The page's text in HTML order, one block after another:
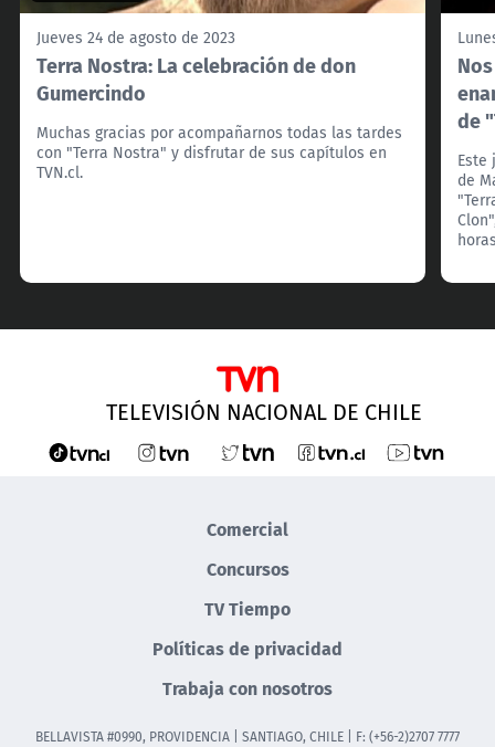
Jueves 24 de agosto de 2023
Terra Nostra: La celebración de don
Gumercindo
Muchas gracias por acompañarnos todas las tardes
con "Terra Nostra" y disfrutar de sus capítulos en
TVN.cl.
de
Este
de
TELEVISIÓN NACIONAL DE CHILE
Comercial
Concursos
TV Tiempo
Políticas de privacidad
Trabaja con nosotros
BELLAVISTA #0990, PROVIDENCIA | SANTIAGO, CHILE | F: (+56-2)2707 7777